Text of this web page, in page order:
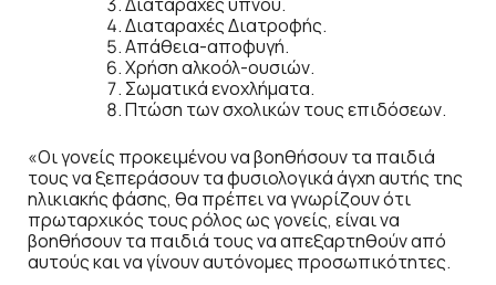
Διαταραχές Διατροφής.
Απάθεια-αποφυγή.
Χρήση αλκοόλ-ουσιών.
Σωματικά ενοχλήματα.
Πτώση των σχολικών τους επιδόσεων.
«Οι γονείς προκειμένου να βοηθήσουν τα παιδιά
τους να ξεπεράσουν τα φυσιολογικά άγχη αυτής της
ηλικιακής φάσης, θα πρέπει να γνωρίζουν ότι
πρωταρχικός τους ρόλος ως γονείς, είναι να
βοηθήσουν τα παιδιά τους να απεξαρτηθούν από
αυτούς και να γίνουν αυτόνομες προσωπικότητες.